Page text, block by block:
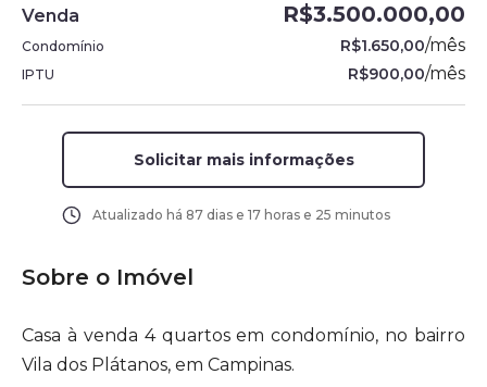
Venda R$3.500.000,00
Condomínio R$1.650,00/mês
IPTU R$900,00/mês
Solicitar mais informações
Atualizado há 87 dias e 17 horas e 25 minutos
Sobre o Imóvel
Casa à venda 4 quartos em condomínio, no bairro
Vila dos Plátanos, em Campinas.